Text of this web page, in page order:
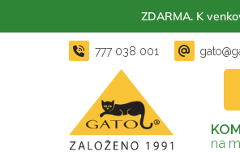
777 038 001
na
ZDARMA. K